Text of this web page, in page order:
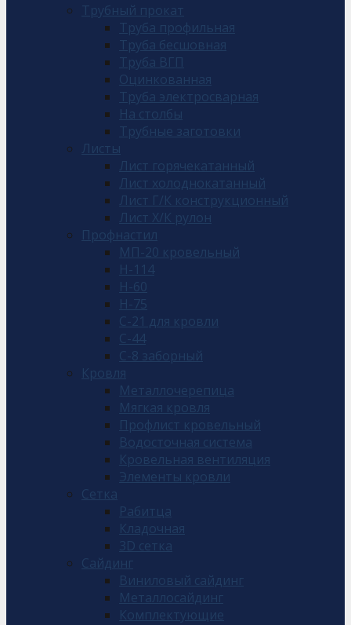
Трубный прокат
Труба профильная
Труба бесшовная
Труба ВГП
Оцинкованная
Труба электросварная
На столбы
Трубные заготовки
Листы
Лист горячекатанный
Лист холоднокатанный
Лист Г/К конструкционный
Лист Х/К рулон
Профнастил
МП-20 кровельный
Н-114
Н-60
Н-75
С-21 для кровли
С-44
С-8 заборный
Кровля
Металлочерепица
Мягкая кровля
Профлист кровельный
Водосточная система
Кровельная вентиляция
Элементы кровли
Сетка
Рабитца
Кладочная
3D сетка
Сайдинг
Виниловый сайдинг
Металлосайдинг
Комплектующие